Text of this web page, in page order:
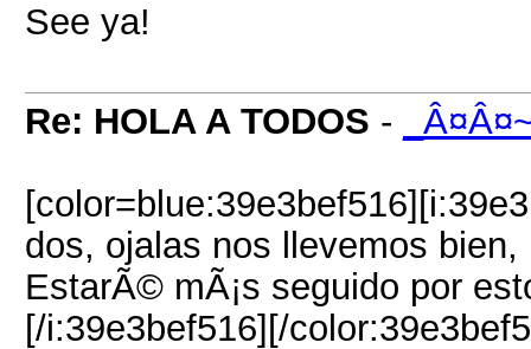
See ya!
Re: HOLA A TODOS -
dos, ojalas nos llevemos
EstarÃ© mÃ¡s seguido por
[/i:39e3bef516][/